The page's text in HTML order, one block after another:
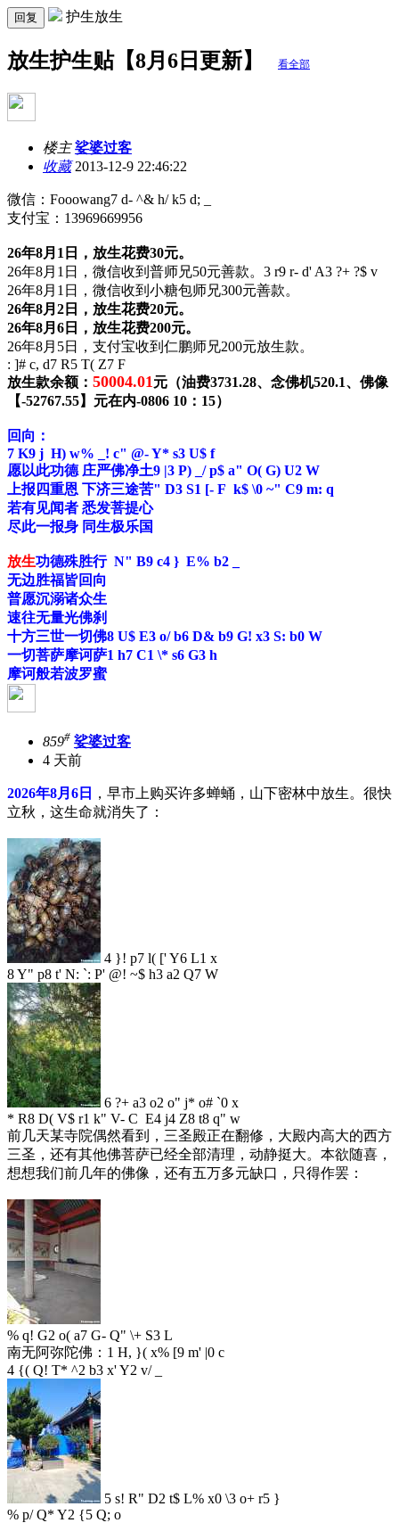
回复 护生放生
放生护生贴【8月6日更新】 看全部
楼主 娑婆过客
收藏2013-12-9 22:46:22
微信：Fooowang7 d- ^& h/ k5 d; _
支付宝：13969669956
26年8月1日，放生花费30元。
26年8月1日，微信收到普师兄50元善款。 3 r9 r- d' A3 ?+ ?$ v
26年8月1日，微信收到小糖包师兄300元善款。
26年8月2日，放生花费20元。
26年8月6日，放生花费200元。
26年8月5日，支付宝收到仁鹏师兄200元放生款。
: ]# c, d7 R5 T( Z7 F
放生款余额 ： 50004.01 元（油费3731.28、念佛机520.1、佛像
【-52767.55】 元在内-0806 10：15）
回向：
7 K9 j H) w% _! c" @- Y* s3 U$ f
愿以此功德 庄严佛净土9 |3 P) _/ p$ a" O( G) U2 W
上报四重恩 下济三途苦" D3 S1 [- F k$ \0 ~" C9 m: q
若有见闻者 悉发菩提心
尽此一报身 同生极乐国
放生功德殊胜行N" B9 c4 } E% b2 _
无边胜福皆回向
普愿沉溺诸众生
速往无量光佛刹
十方三世一切佛8 U$ E3 o/ b6 D& b9 G! x3 S: b0 W
一切菩萨摩诃萨1 h7 C1 \* s6 G3 h
摩诃般若波罗蜜
859# 娑婆过客
4 天前
2026年8月6日
，早市上购买许多蝉蛹，山下密林中放生。很快
立秋，这生命就消失了：
4 }! p7 l( [' Y6 L1 x
8 Y" p8 t' N: `: P' @! ~$ h3 a2 Q7 W
6 ?+ a3 o2 o" j* o# `0 x
* R8 D( V$ r1 k" V- C E4 j4 Z8 t8 q" w
前几天某寺院偶然看到，三圣殿正在翻修，大殿内高大的西方
三圣，还有其他佛菩萨已经全部清理，动静挺大。本欲随喜，
想想我们前几年的佛像，还有五万多元缺口，只得作罢：
% q! G2 o( a7 G- Q" \+ S3 L
南无阿弥陀佛： 1 H, }( x% [9 m' |0 c
4 {( Q! T* ^2 b3 x' Y2 v/ _
5 s! R" D2 t$ L% x0 \3 o+ r5 }
% p/ Q* Y2 {5 Q; o